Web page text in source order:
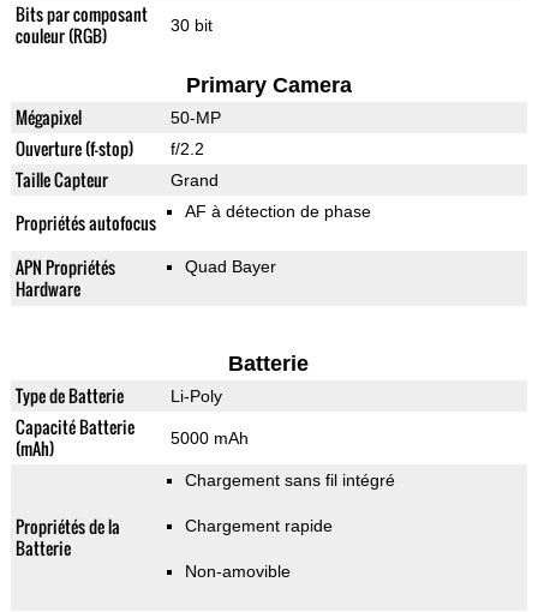
Bits par composant
couleur (RGB)
30 bit
Primary Camera
Mégapixel 50-MP
Ouverture (f-stop) f/2.2
Taille Capteur Grand
Propriétés autofocus AF à détection de phase
APN Propriétés
Hardware
Quad Bayer
Batterie
Type de Batterie Li-Poly
Capacité Batterie
(mAh)
5000 mAh
Propriétés de la
Batterie
Chargement sans fil intégré
Chargement rapide
Non-amovible